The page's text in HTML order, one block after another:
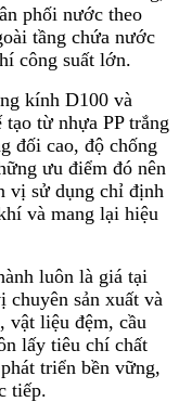
phối nước theo
tầng chứa nước
công suất lớn.
kính D100 và
từ nhựa PP trắng
đối cao, độ chống
ưu điểm đó nên
vị sử dụng chỉ định
và mang lại hiệu
luôn là giá tại
sản xuất và
vật liệu đệm, cầu
lấy tiêu chí chất
triển bền vững,
tiếp.